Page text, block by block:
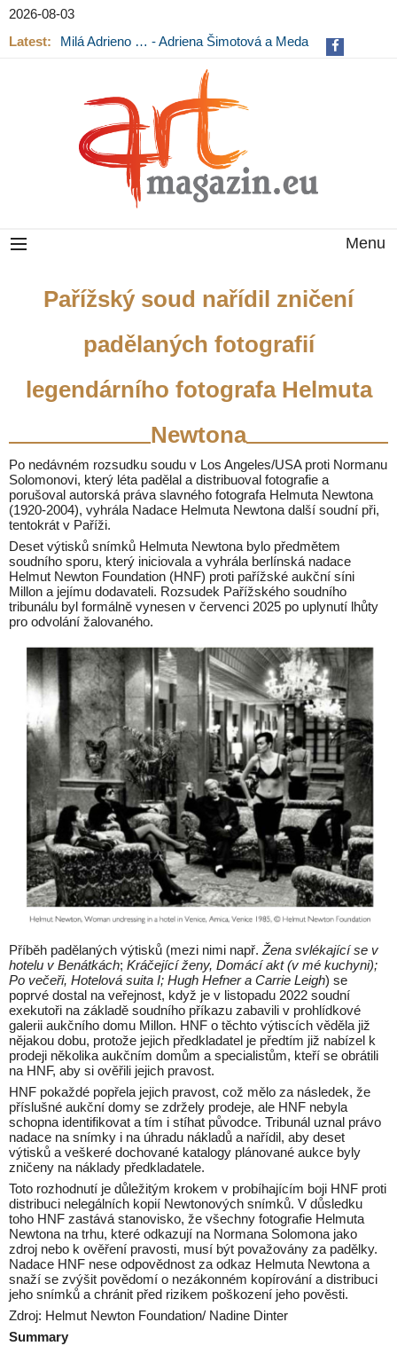
2026-08-03
Latest:
Milá Adrieno … - Adriena Šimotová a Meda
Menu
Pařížský soud nařídil zničení
padělaných fotografií
legendárního fotografa Helmuta
Newtona
Po nedávném rozsudku soudu v Los Angeles/USA proti Normanu
Solomonovi, který léta padělal a distribuoval fotografie a
porušoval autorská práva slavného fotografa Helmuta Newtona
(1920-2004), vyhrála Nadace Helmuta Newtona další soudní při,
tentokrát v Paříži.
Deset výtisků snímků Helmuta Newtona bylo předmětem
soudního sporu, který iniciovala a vyhrála berlínská nadace
Helmut Newton Foundation (HNF) proti pařížské aukční síni
Millon a jejímu dodavateli. Rozsudek Pařížského soudního
tribunálu byl formálně vynesen v červenci 2025 po uplynutí lhůty
pro odvolání žalovaného.
Příběh padělaných výtisků (mezi nimi např. Žena svlékající se v
hotelu v Benátkách; Kráčející ženy, Domácí akt (v mé kuchyni);
Po večeři, Hotelová suita I; Hugh Hefner a Carrie Leigh) se
poprvé dostal na veřejnost, když je v listopadu 2022 soudní
exekutoři na základě soudního příkazu zabavili v prohlídkové
galerii aukčního domu Millon. HNF o těchto výtiscích věděla již
nějakou dobu, protože jejich předkladatel je předtím již nabízel k
prodeji několika aukčním domům a specialistům, kteří se obrátili
na HNF, aby si ověřili jejich pravost.
HNF pokaždé popřela jejich pravost, což mělo za následek, že
příslušné aukční domy se zdržely prodeje, ale HNF nebyla
schopna identifikovat a tím i stíhat původce. Tribunál uznal právo
nadace na snímky i na úhradu nákladů a nařídil, aby deset
výtisků a veškeré dochované katalogy plánované aukce byly
zničeny na náklady předkladatele.
Toto rozhodnutí je důležitým krokem v probíhajícím boji HNF proti
distribuci nelegálních kopií Newtonových snímků. V důsledku
toho HNF zastává stanovisko, že všechny fotografie Helmuta
Newtona na trhu, které odkazují na Normana Solomona jako
zdroj nebo k ověření pravosti, musí být považovány za padělky.
Nadace HNF nese odpovědnost za odkaz Helmuta Newtona a
snaží se zvýšit povědomí o nezákonném kopírování a distribuci
jeho snímků a chránit před rizikem poškození jeho pověsti.
Zdroj: Helmut Newton Foundation/ Nadine Dinter
Summary